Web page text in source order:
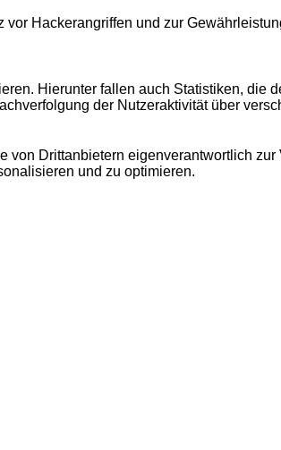
Hackerangriffen und zur
Hierunter fallen auch Statistiken, die
der Nutzeraktivität über
Drittanbietern eigenverantwortlich
und zu optimieren.